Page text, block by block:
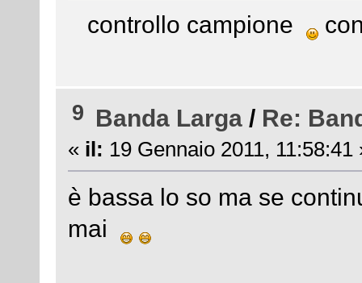
controllo campione
9 Banda Larga / Re:
« il: 19 Gennaio 2011, 11:58:41
è bassa lo so ma se
mai